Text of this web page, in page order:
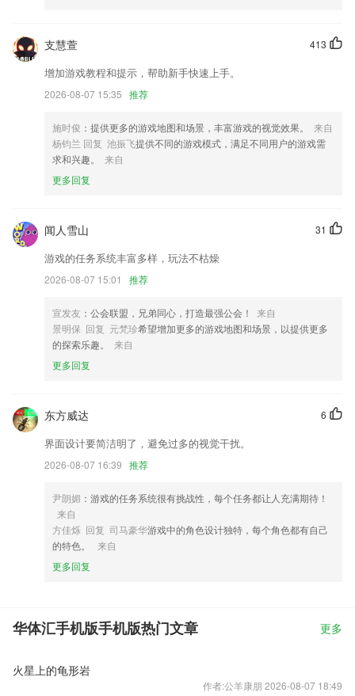
新增车费预估功能
新增自动指令
店进行打分评论，说出您的使用经历，以帮助我们更好的对产品进行优化
邀好友，赚佣金；
以上就是kaiyun平台app下载的介绍，如果您喜欢这款软件，您可以到应
打卡，工作，执勤，工程水印应有尽有
联系我们
以上就是华体汇手机版手机版的介绍，如果您喜欢这款软件，您可以到应
优化修改。
413
支慧萱
增加游戏教程和提示，帮助新手快速上手。
2026-08-07 15:35 推荐
施时俊 ：提供更多的游戏地图和场景，丰富游戏的视觉效果。
来自
杨钧兰 回复 池振飞提供不同的游戏模式，满足不同用户的游戏需
求和兴趣。
来自
更多回复
31
闻人雪山
游戏的任务系统丰富多样，玩法不枯燥
2026-08-07 15:01 推荐
宣发友 ：公会联盟，兄弟同心，打造最强公会！
来自
景明保 回复 元梵珍希望增加更多的游戏地图和场景，以提供更多
的探索乐趣。
来自
更多回复
6
东方威达
界面设计要简洁明了，避免过多的视觉干扰。
2026-08-07 16:39 推荐
尹朗媚 ：游戏的任务系统很有挑战性，每个任务都让人充满期待！
来自
方佳烁 回复 司马豪华游戏中的角色设计独特，每个角色都有自己
的特色。
来自
更多回复
华体汇手机版手机版热门文章 更多
火星上的龟形岩
作者:公羊康朋 2026-08-07 18:49